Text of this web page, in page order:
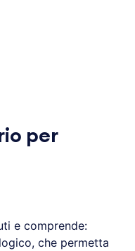
per
e comprende:
che permetta